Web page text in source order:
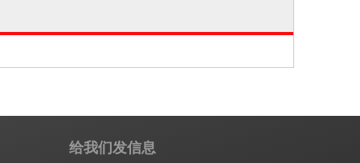
给我们发信息